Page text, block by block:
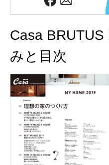
Casa
みと目次